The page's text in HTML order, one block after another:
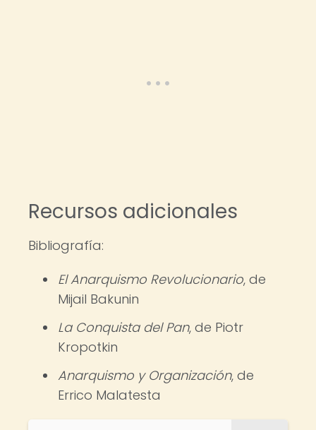
Recursos adicionales
Bibliografía:
El Anarquismo Revolucionario, de
Mijail Bakunin
La Conquista del Pan, de Piotr
Kropotkin
Anarquismo y Organización, de
Errico Malatesta